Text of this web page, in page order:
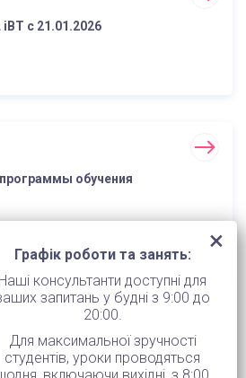
iBT с 21.01.2026
обучения
самым сложным модулем
Графік роботи та занять:
Наші консультанти доступні для
запитань у будні з 9:00 до
20:00.
Для максимальної зручності
студентів, уроки проводяться